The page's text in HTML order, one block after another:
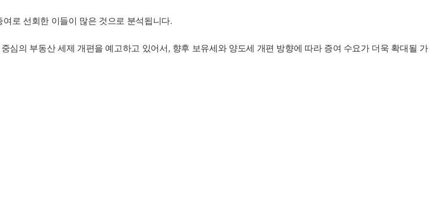
로 선회한 이들이 많은 것으로 분석됩니다.
심의 부동산 세제 개편을 예고하고 있어서, 향후 보유세와 양도세 개편 방향에 따라 증여 수요가 더욱 확대될 가